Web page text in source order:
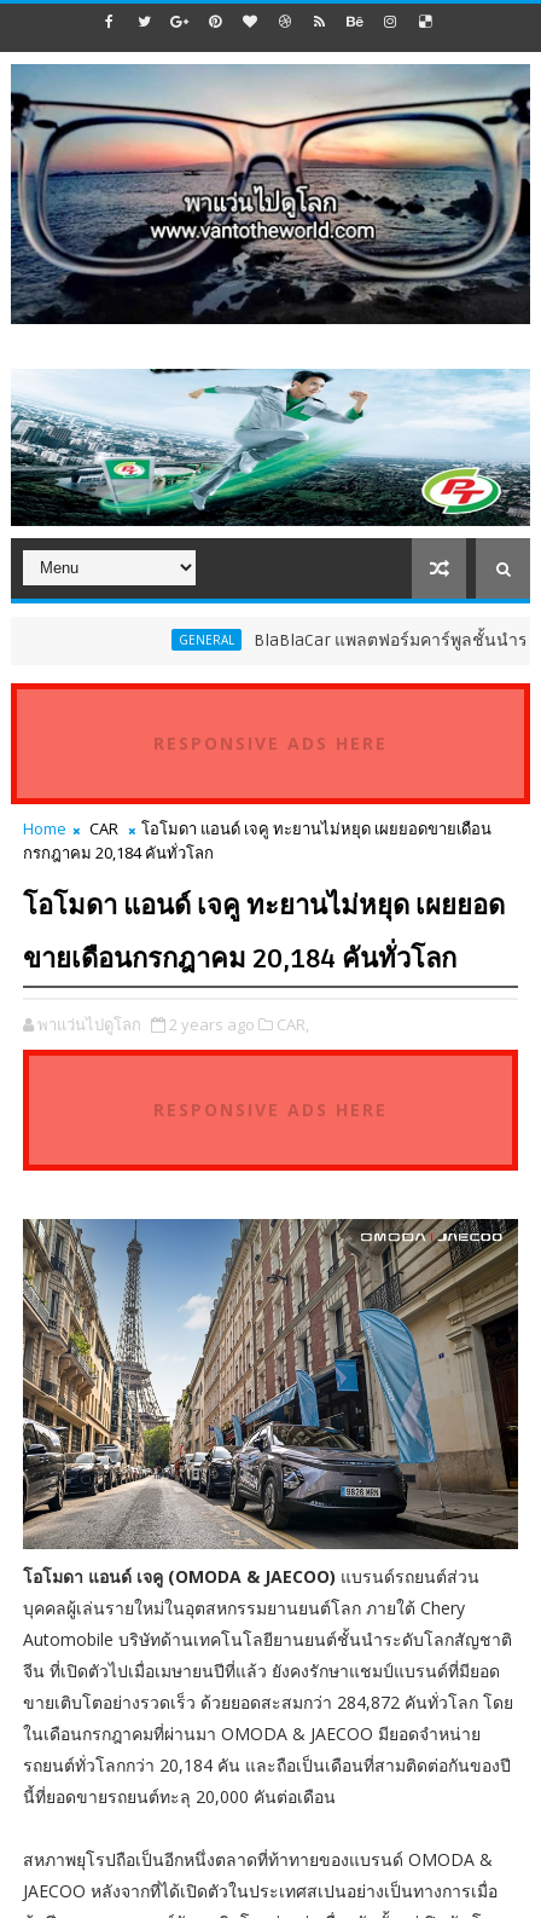
BlaBlaCar แพลตฟอร์มคาร์พูลชั้นนำระดับโลก ปร
RESPONSIVE ADS HERE
Home CAR
โอโมดา แอนด์ เจคู ทะยานไม่หยุด เผยยอดขายเดือน
กรกฎาคม 20,184 คันทั่วโลก
โอโมดา แอนด์ เจคู ทะยานไม่หยุด เผยยอด
ขายเดือนกรกฎาคม 20,184 คันทั่วโลก
พาแว่นไปดูโลก 2 years ago CAR,
RESPONSIVE ADS HERE
โอโมดา แอนด์ เจคู (OMODA & JAECOO) แบรนด์รถยนต์ส่วน
บุคคลผู้เล่นรายใหม่ในอุตสหกรรมยานยนต์โลก ภายใต้ Chery
Automobile บริษัทด้านเทคโนโลยียานยนต์ชั้นนำระดับโลกสัญชาติ
จีน ที่เปิดตัวไปเมื่อเมษายนปีที่แล้ว ยังคงรักษาแชมป์แบรนด์ที่มียอด
ขายเติบโตอย่างรวดเร็ว ด้วยยอดสะสมกว่า 284,872 คันทั่วโลก โดย
ในเดือนกรกฎาคมที่ผ่านมา OMODA & JAECOO มียอดจำหน่าย
รถยนต์ทั่วโลกกว่า 20,184 คัน และถือเป็นเดือนที่สามติดต่อกันของปี
นี้ที่ยอดขายรถยนต์ทะลุ 20,000 คันต่อเดือน
สหภาพยุโรปถือเป็นอีกหนึ่งตลาดที่ท้าทายของแบรนด์ OMODA &
JAECOO หลังจากที่ได้เปิดตัวในประเทศสเปนอย่างเป็นทางการเมื่อ